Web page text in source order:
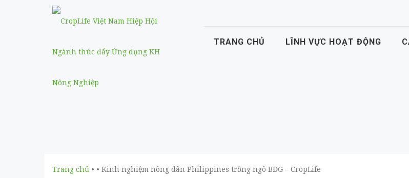
TRANG CHỦ LĨNH VỰC HOẠT ĐỘNG
Trang chủ • • Kinh nghiệm nông dân Philippines trồng ngô BĐG – CropLife